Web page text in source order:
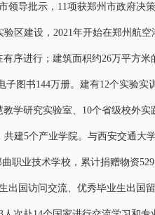
导批示，11项获郑州市政府决策
区建设， 2021年开始在郑州航
序进行；建筑面积约26万平方
子图书144万册。建有12个实验实
学研究实验室、10个省级校外实
共建5个产业学院 。与西安交通大
职业技术学校，累计捐赠物资
出国访问交流、优秀毕业生出国